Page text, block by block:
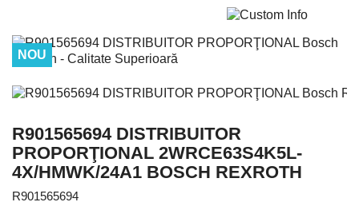
NOU
R901565694 DISTRIBUITOR
PROPORŢIONAL 2WRCE63S4K5L-
4X/HMWK/24A1 BOSCH REXROTH
R901565694